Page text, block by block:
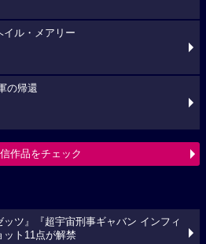
イル・メアリー
の帰還
作品をチェック
ッツ』『超宇宙刑事ギャバン インフィ
ット11点が解禁